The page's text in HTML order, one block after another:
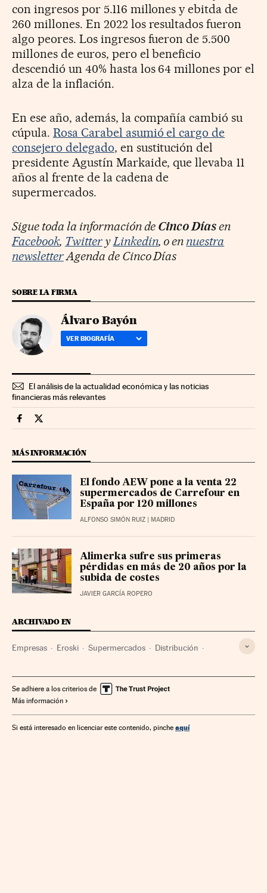
con ingresos por 5.116 millones y ebitda de
260 millones. En 2022 los resultados fueron
algo peores. Los ingresos fueron de 5.500
millones de euros, pero el beneficio
descendió un 40% hasta los 64 millones por el
alza de la inflación.
En ese año, además, la compañía cambió su
cúpula. Rosa Carabel asumió el cargo de
consejero delegado, en sustitución del
presidente Agustín Markaide, que llevaba 11
años al frente de la cadena de
supermercados.
Sigue toda la información de Cinco Díasen
Facebook, TwitteryLinkedin, o ennuestra
newsletterAgenda de Cinco Días
SOBRE LA FIRMA
Álvaro Bayón
VER BIOGRAFÍA
El análisis de la actualidad económica y las noticias
financieras más relevantes
Companias Cinco Días en Facebook
Companias Cinco Días en Twitter
MÁS INFORMACIÓN
El fondo AEW pone a la venta 22
supermercados de Carrefour en
España por 120 millones
ALFONSO SIMÓN RUIZ | MADRID
Alimerka sufre sus primeras
pérdidas en más de 20 años por la
subida de costes
JAVIER GARCÍA ROPERO
ARCHIVADO EN
Empresas Eroski Supermercados Distribución
Se adhiere a los criterios de
Más información
Si está interesado en licenciar este contenido, pinche aquí